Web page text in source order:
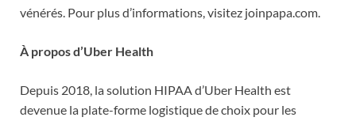
vénérés. Pour plus d’informations, visitez joinpapa.com.
À propos d’Uber Health
Depuis 2018, la solution HIPAA d’Uber Health est
devenue la plate-forme logistique de choix pour les